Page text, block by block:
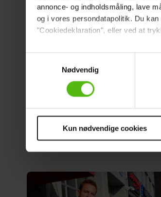
annonce- og indholdsmåling, lave
og i vores persondatapolitik. Du
"Cookiedeklaration", eller ved at
Dine valg anvendes på hele
Vi ønsker dit samtykke til at
Vi anvender egne cookies og
sociale medier.
voresprivatlivspolitik og
Nødvendig
Kun nødvendige cookies